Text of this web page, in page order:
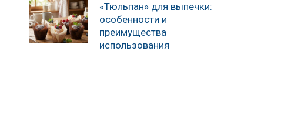
«Тюльпан» для выпечки:
особенности и
преимущества
использования